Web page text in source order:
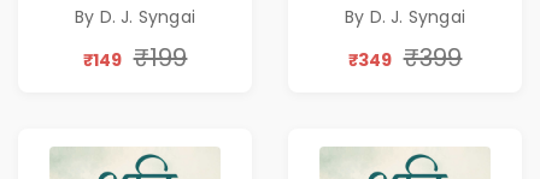
Collection on
Unrequited Love,
Resilience
By D. J. Syngai
₹149 ₹199
Collection on
Unrequited Love,
Resilience
By D. J. Syngai
₹349 ₹399